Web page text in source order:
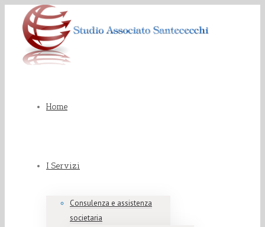
Home
I Servizi
Consulenza e assistenza
societaria